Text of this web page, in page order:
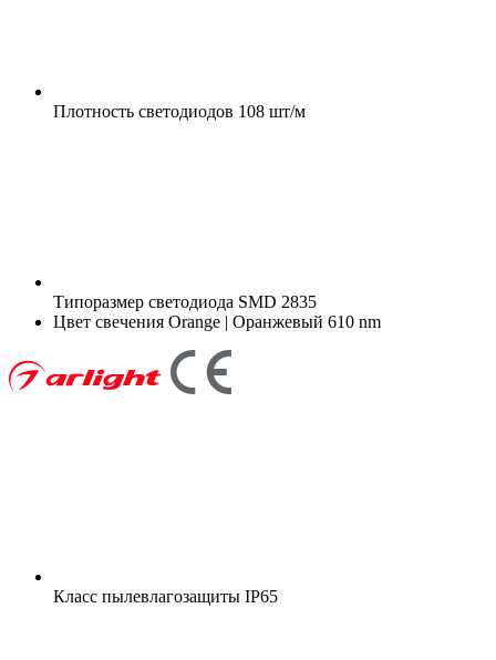
Плотность светодиодов 108 шт/м
Типоразмер светодиода SMD 2835
Цвет свечения Orange | Оранжевый 610 nm
Класс пылевлагозащиты IP65